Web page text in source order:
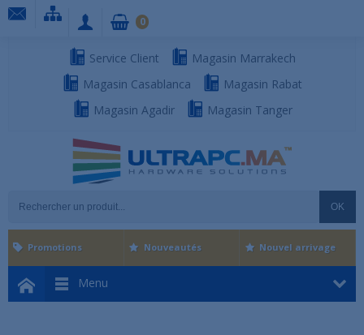
Service Client
Magasin Marrakech
Magasin Casablanca
Magasin Rabat
Magasin Agadir
Magasin Tanger
OK
0
Menu
Promotions Nouveautés Nouvel arrivage